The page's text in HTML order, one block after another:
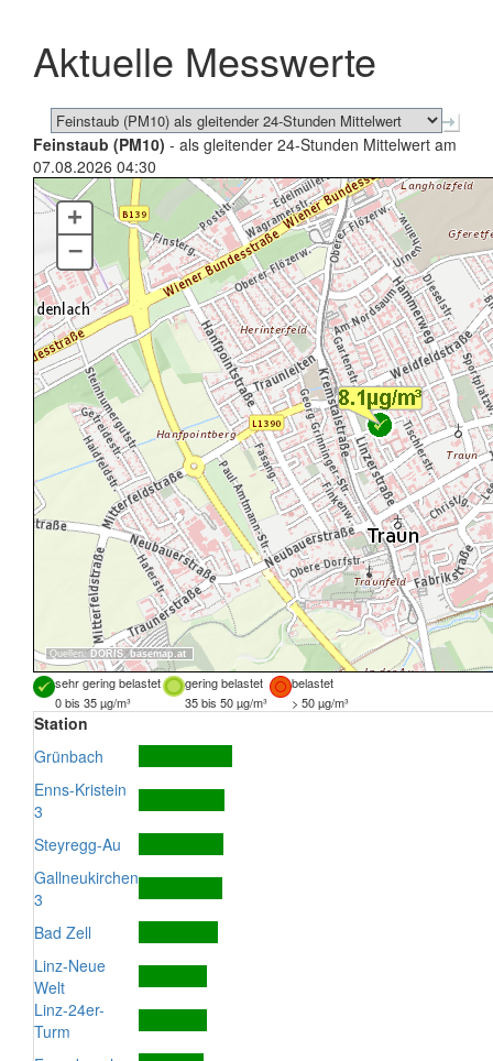
schließen
Aktuelle Messwerte
Feinstaub (PM10) - als gleitender 24-Stunden Mittelwert am
07.08.2026 04:30
Quellen: DORIS, basemap.at
+
–
sehr gering belastet gering belastet
belastet
0 bis 35 µg/m³
35 bis 50 µg/m³ > 50 µg/m³
Station
Grünbach
Enns-Kristein
3
Steyregg-Au
Gallneukirchen
3
Bad Zell
Linz-Neue
Welt
Linz-24er-
Turm